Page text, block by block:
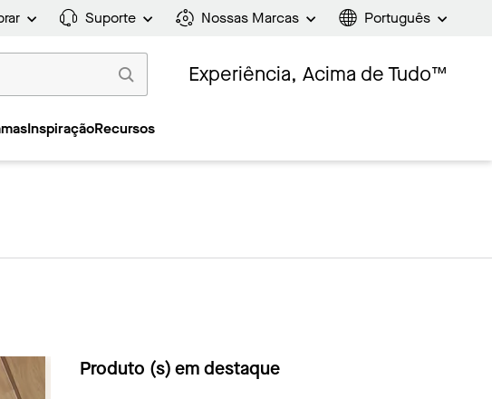
Suporte Nossas Marcas Português
Experiência, Acima de Tudo™
InspiraçãoRecursos
Produto (s) em destaque